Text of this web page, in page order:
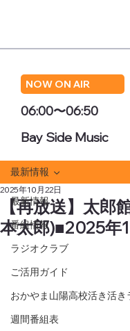
NOW ON AIR
06:00〜06:50
Bay Side Music
最新情報
番組情報
ラジオクラブ
ご活用ガイド
おかやま山陽高校活き活き
週間番組表
最新情報
【再放送】太郎
本太郎)■2025年
2025年10月22日